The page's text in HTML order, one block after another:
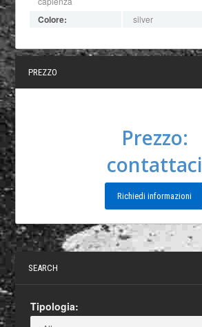
Colore: silver
PREZZO
Prezzo:
contattaci
Richiedi informazioni
SEARCH
Tipologia: